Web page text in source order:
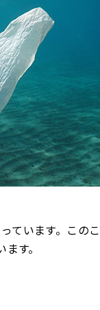
ています。この
す。